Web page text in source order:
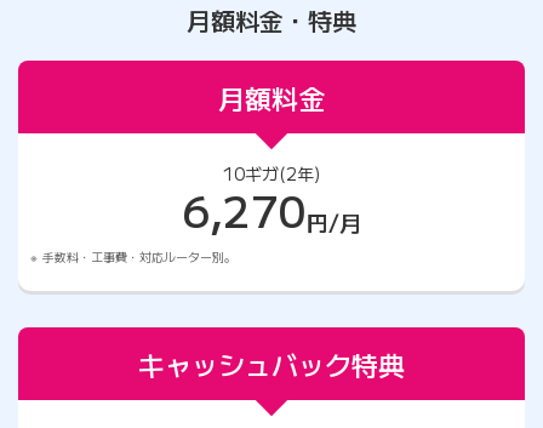
月額料金・特典
月額料金
10ギガ(2年)
6,270円/月
手数料・工事費・対応ルーター別。
キャッシュバック特典